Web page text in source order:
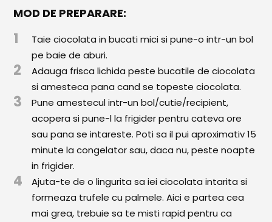
Paste & Risotto
Patiserie
Aluaturi Dulci
Aluaturi Sărate
Pizza
Rețete cu Carne
Rețete Vegetariene
Salate
MOD DE PREPARARE:
1
Taie ciocolata in bucati mici si pune-o intr-un bol
pe baie de aburi.
2
Adauga frisca lichida peste bucatile de ciocolata
si amesteca pana cand se topeste ciocolata.
3
Pune amestecul intr-un bol/cutie/recipient,
acopera si pune-l la frigider pentru cateva ore
sau pana se intareste. Poti sa il pui aproximativ 15
minute la congelator sau, daca nu, peste noapte
in frigider.
4
Ajuta-te de o lingurita sa iei ciocolata intarita si
formeaza trufele cu palmele. Aici e partea cea
mai grea, trebuie sa te misti rapid pentru ca